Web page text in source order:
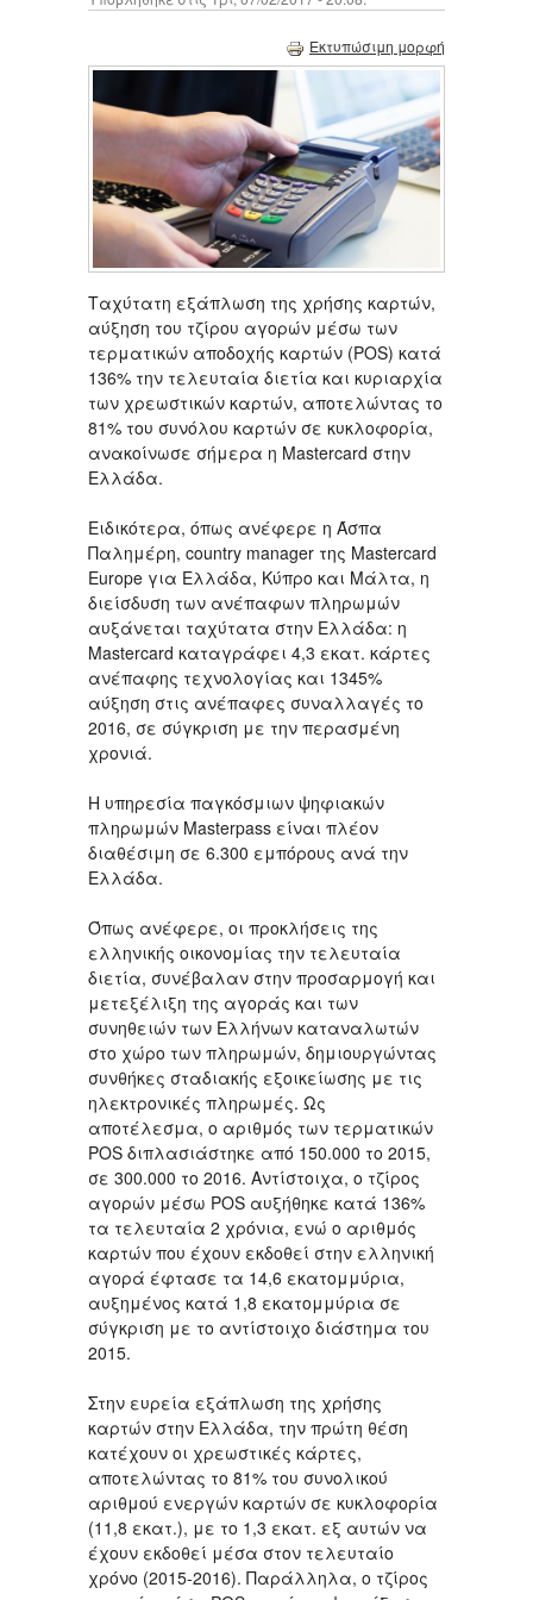
Εκτυπώσιμη μορφή
Ταχύτατη εξάπλωση της χρήσης καρτών,
αύξηση του τζίρου αγορών μέσω των
τερματικών αποδοχής καρτών (POS) κατά
136% την τελευταία διετία και κυριαρχία
των χρεωστικών καρτών, αποτελώντας το
81% του συνόλου καρτών σε κυκλοφορία,
ανακοίνωσε σήμερα η Mastercard στην
Ελλάδα.
Ειδικότερα, όπως ανέφερε η Άσπα
Παλημέρη, country manager της Mastercard
Europe για Ελλάδα, Κύπρο και Μάλτα, η
διείσδυση των ανέπαφων πληρωμών
αυξάνεται ταχύτατα στην Ελλάδα: η
Mastercard καταγράφει 4,3 εκατ. κάρτες
ανέπαφης τεχνολογίας και 1345%
αύξηση στις ανέπαφες συναλλαγές το
2016, σε σύγκριση με την περασμένη
χρονιά.
Η υπηρεσία παγκόσμιων ψηφιακών
πληρωμών Masterpass είναι πλέον
διαθέσιμη σε 6.300 εμπόρους ανά την
Ελλάδα.
Όπως ανέφερε, οι προκλήσεις της
ελληνικής οικονομίας την τελευταία
διετία, συνέβαλαν στην προσαρμογή και
μετεξέλιξη της αγοράς και των
συνηθειών των Ελλήνων καταναλωτών
στο χώρο των πληρωμών, δημιουργώντας
συνθήκες σταδιακής εξοικείωσης με τις
ηλεκτρονικές πληρωμές. Ως
αποτέλεσμα, ο αριθμός των τερματικών
POS διπλασιάστηκε από 150.000 το 2015,
σε 300.000 το 2016. Αντίστοιχα, ο τζίρος
αγορών μέσω POS αυξήθηκε κατά 136%
τα τελευταία 2 χρόνια, ενώ ο αριθμός
καρτών που έχουν εκδοθεί στην ελληνική
αγορά έφτασε τα 14,6 εκατομμύρια,
αυξημένος κατά 1,8 εκατομμύρια σε
σύγκριση με το αντίστοιχο διάστημα του
2015.
Στην ευρεία εξάπλωση της χρήσης
καρτών στην Ελλάδα, την πρώτη θέση
κατέχουν οι χρεωστικές κάρτες,
αποτελώντας το 81% του συνολικού
αριθμού ενεργών καρτών σε κυκλοφορία
(11,8 εκατ.), με το 1,3 εκατ. εξ αυτών να
έχουν εκδοθεί μέσα στον τελευταίο
χρόνο (2015-2016). Παράλληλα, ο τζίρος